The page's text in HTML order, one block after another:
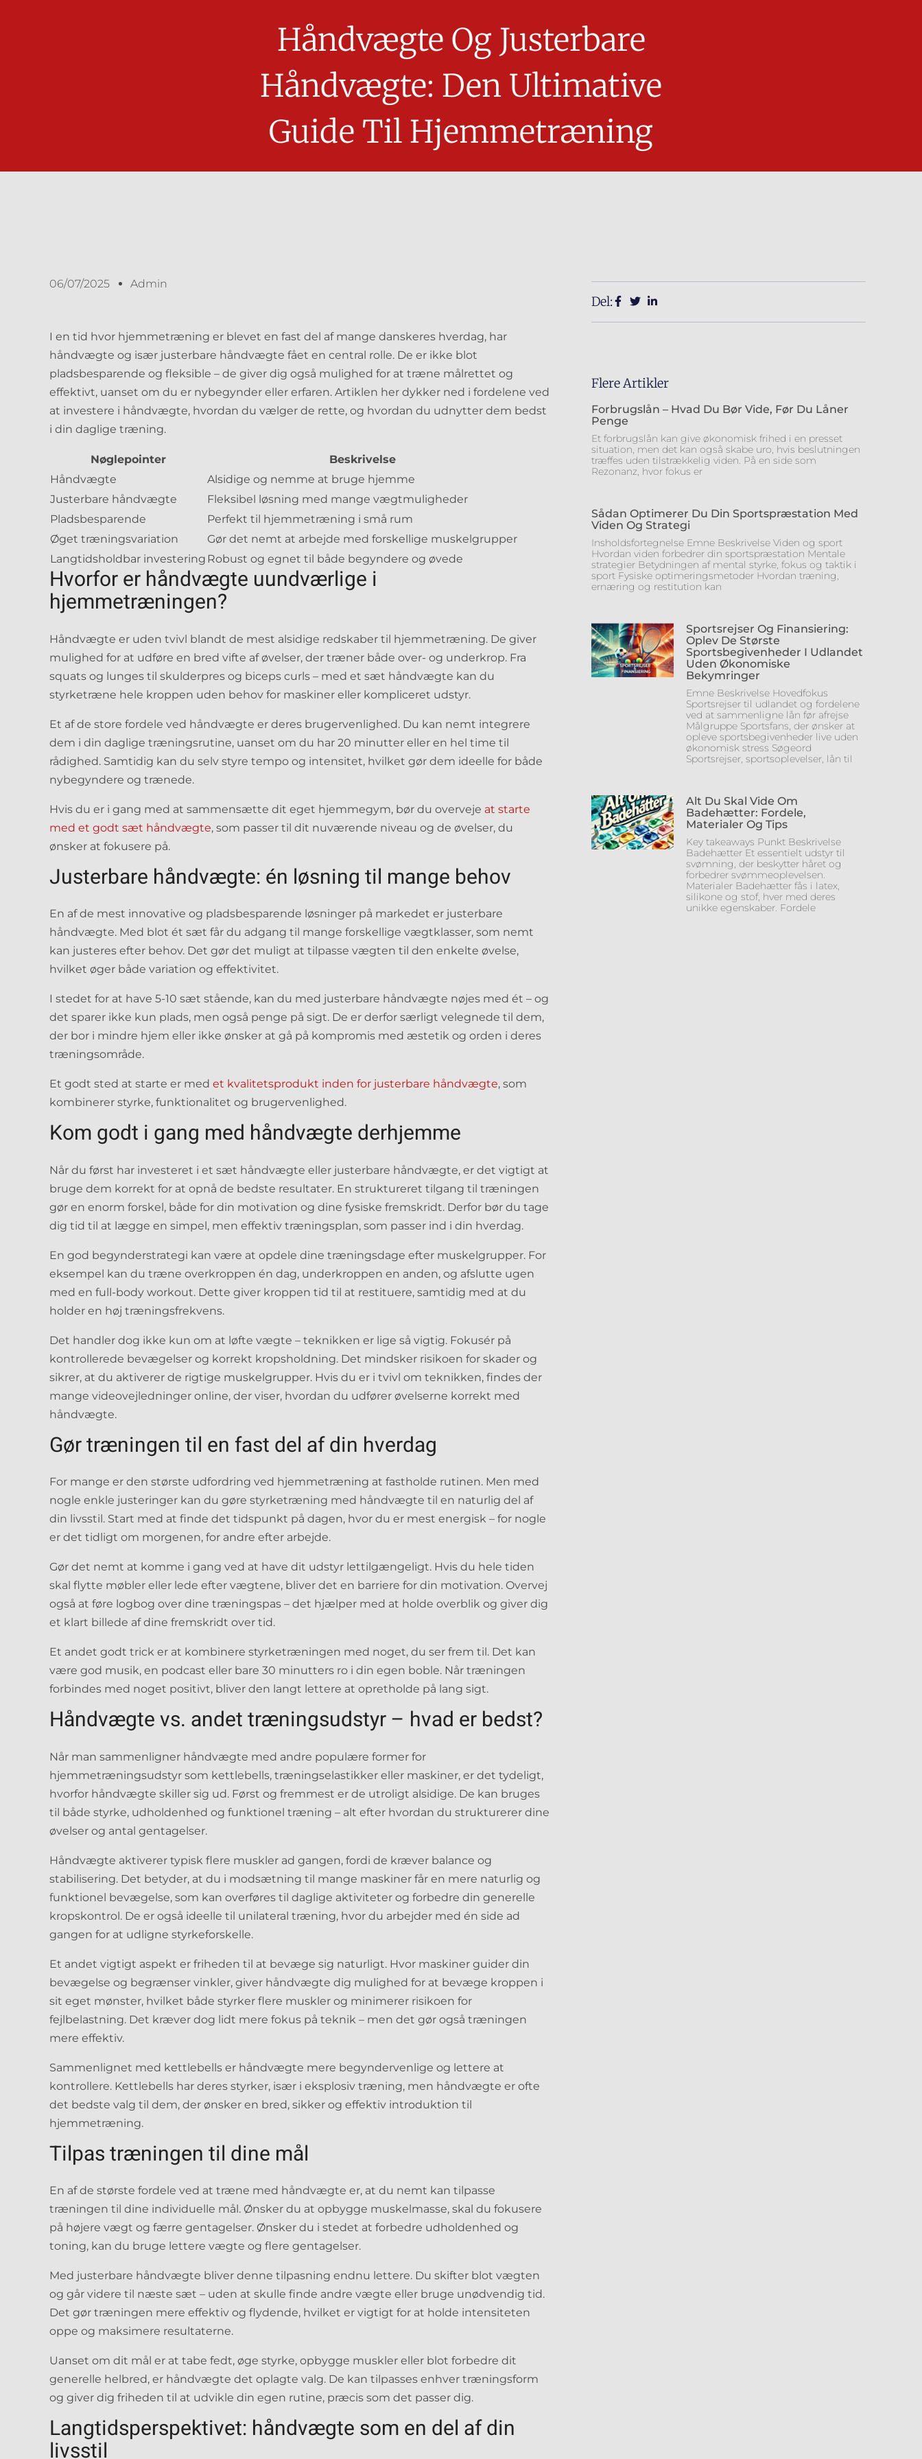
Håndvægte Og Justerbare
Håndvægte: Den Ultimative
Guide Til Hjemmetræning
06/07/2025 Admin
I en tid hvor hjemmetræning er blevet en fast del af mange danskeres hverdag, har
håndvægte og især justerbare håndvægte fået en central rolle. De er ikke blot
pladsbesparende og fleksible – de giver dig også mulighed for at træne målrettet og
effektivt, uanset om du er nybegynder eller erfaren. Artiklen her dykker ned i fordelene ved
at investere i håndvægte, hvordan du vælger de rette, og hvordan du udnytter dem bedst
i din daglige træning.
Nøglepointer
Beskrivelse
Håndvægte
Alsidige og nemme at bruge hjemme
Justerbare håndvægte
Fleksibel løsning med mange vægtmuligheder
Pladsbesparende
Perfekt til hjemmetræning i små rum
Øget træningsvariation
Gør det nemt at arbejde med forskellige muskelgrupper
Langtidsholdbar investering Robust og egnet til både begyndere og øvede
Hvorfor er håndvægte uundværlige i
hjemmetræningen?
Håndvægte er uden tvivl blandt de mest alsidige redskaber til hjemmetræning. De giver
mulighed for at udføre en bred vifte af øvelser, der træner både over- og underkrop. Fra
squats og lunges til skulderpres og biceps curls – med et sæt håndvægte kan du
styrketræne hele kroppen uden behov for maskiner eller kompliceret udstyr.
Et af de store fordele ved håndvægte er deres brugervenlighed. Du kan nemt integrere
dem i din daglige træningsrutine, uanset om du har 20 minutter eller en hel time til
rådighed. Samtidig kan du selv styre tempo og intensitet, hvilket gør dem ideelle for både
nybegyndere og trænede.
Hvis du er i gang med at sammensætte dit eget hjemmegym, bør du overveje at starte
med et godt sæt håndvægte, som passer til dit nuværende niveau og de øvelser, du
ønsker at fokusere på.
Justerbare håndvægte: én løsning til mange behov
En af de mest innovative og pladsbesparende løsninger på markedet er justerbare
håndvægte. Med blot ét sæt får du adgang til mange forskellige vægtklasser, som nemt
kan justeres efter behov. Det gør det muligt at tilpasse vægten til den enkelte øvelse,
hvilket øger både variation og effektivitet.
I stedet for at have 5-10 sæt stående, kan du med justerbare håndvægte nøjes med ét – og
det sparer ikke kun plads, men også penge på sigt. De er derfor særligt velegnede til dem,
der bor i mindre hjem eller ikke ønsker at gå på kompromis med æstetik og orden i deres
træningsområde.
Et godt sted at starte er med et kvalitetsprodukt inden for justerbare håndvægte, som
kombinerer styrke, funktionalitet og brugervenlighed.
Kom godt i gang med håndvægte derhjemme
Når du først har investeret i et sæt håndvægte eller justerbare håndvægte, er det vigtigt at
bruge dem korrekt for at opnå de bedste resultater. En struktureret tilgang til træningen
gør en enorm forskel, både for din motivation og dine fysiske fremskridt. Derfor bør du tage
dig tid til at lægge en simpel, men effektiv træningsplan, som passer ind i din hverdag.
En god begynderstrategi kan være at opdele dine træningsdage efter muskelgrupper. For
eksempel kan du træne overkroppen én dag, underkroppen en anden, og afslutte ugen
med en full-body workout. Dette giver kroppen tid til at restituere, samtidig med at du
holder en høj træningsfrekvens.
Det handler dog ikke kun om at løfte vægte – teknikken er lige så vigtig. Fokusér på
kontrollerede bevægelser og korrekt kropsholdning. Det mindsker risikoen for skader og
sikrer, at du aktiverer de rigtige muskelgrupper. Hvis du er i tvivl om teknikken, findes der
mange videovejledninger online, der viser, hvordan du udfører øvelserne korrekt med
håndvægte.
Gør træningen til en fast del af din hverdag
For mange er den største udfordring ved hjemmetræning at fastholde rutinen. Men med
nogle enkle justeringer kan du gøre styrketræning med håndvægte til en naturlig del af
din livsstil. Start med at finde det tidspunkt på dagen, hvor du er mest energisk – for nogle
er det tidligt om morgenen, for andre efter arbejde.
Gør det nemt at komme i gang ved at have dit udstyr lettilgængeligt. Hvis du hele tiden
skal flytte møbler eller lede efter vægtene, bliver det en barriere for din motivation. Overvej
også at føre logbog over dine træningspas – det hjælper med at holde overblik og giver dig
et klart billede af dine fremskridt over tid.
Et andet godt trick er at kombinere styrketræningen med noget, du ser frem til. Det kan
være god musik, en podcast eller bare 30 minutters ro i din egen boble. Når træningen
forbindes med noget positivt, bliver den langt lettere at opretholde på lang sigt.
Håndvægte vs. andet træningsudstyr – hvad er bedst?
Når man sammenligner håndvægte med andre populære former for
hjemmetræningsudstyr som kettlebells, træningselastikker eller maskiner, er det tydeligt,
hvorfor håndvægte skiller sig ud. Først og fremmest er de utroligt alsidige. De kan bruges
til både styrke, udholdenhed og funktionel træning – alt efter hvordan du strukturerer dine
øvelser og antal gentagelser.
Håndvægte aktiverer typisk flere muskler ad gangen, fordi de kræver balance og
stabilisering. Det betyder, at du i modsætning til mange maskiner får en mere naturlig og
funktionel bevægelse, som kan overføres til daglige aktiviteter og forbedre din generelle
kropskontrol. De er også ideelle til unilateral træning, hvor du arbejder med én side ad
gangen for at udligne styrkeforskelle.
Et andet vigtigt aspekt er friheden til at bevæge sig naturligt. Hvor maskiner guider din
bevægelse og begrænser vinkler, giver håndvægte dig mulighed for at bevæge kroppen i
sit eget mønster, hvilket både styrker flere muskler og minimerer risikoen for
fejlbelastning. Det kræver dog lidt mere fokus på teknik – men det gør også træningen
mere effektiv.
Sammenlignet med kettlebells er håndvægte mere begyndervenlige og lettere at
kontrollere. Kettlebells har deres styrker, især i eksplosiv træning, men håndvægte er ofte
det bedste valg til dem, der ønsker en bred, sikker og effektiv introduktion til
hjemmetræning.
Tilpas træningen til dine mål
En af de største fordele ved at træne med håndvægte er, at du nemt kan tilpasse
træningen til dine individuelle mål. Ønsker du at opbygge muskelmasse, skal du fokusere
på højere vægt og færre gentagelser. Ønsker du i stedet at forbedre udholdenhed og
toning, kan du bruge lettere vægte og flere gentagelser.
Med justerbare håndvægte bliver denne tilpasning endnu lettere. Du skifter blot vægten
og går videre til næste sæt – uden at skulle finde andre vægte eller bruge unødvendig tid.
Det gør træningen mere effektiv og flydende, hvilket er vigtigt for at holde intensiteten
oppe og maksimere resultaterne.
Uanset om dit mål er at tabe fedt, øge styrke, opbygge muskler eller blot forbedre dit
generelle helbred, er håndvægte det oplagte valg. De kan tilpasses enhver træningsform
og giver dig friheden til at udvikle din egen rutine, præcis som det passer dig.
Langtidsperspektivet: håndvægte som en del af din
livsstil
Del:
Flere Artikler
Forbrugslån – Hvad Du Bør Vide, Før Du Låner
Penge
Et forbrugslån kan give økonomisk frihed i en presset
situation, men det kan også skabe uro, hvis beslutningen
træffes uden tilstrækkelig viden. På en side som
Rezonanz, hvor fokus er
Sådan Optimerer Du Din Sportspræstation Med
Viden Og Strategi
Insholdsfortegnelse Emne Beskrivelse Viden og sport
Hvordan viden forbedrer din sportspræstation Mentale
strategier Betydningen af mental styrke, fokus og taktik i
sport Fysiske optimeringsmetoder Hvordan træning,
ernæring og restitution kan
Sportsrejser Og Finansiering:
Oplev De Største
Sportsbegivenheder I Udlandet
Uden Økonomiske
Bekymringer
Emne Beskrivelse Hovedfokus
Sportsrejser til udlandet og fordelene
ved at sammenligne lån før afrejse
Målgruppe Sportsfans, der ønsker at
opleve sportsbegivenheder live uden
økonomisk stress Søgeord
Sportsrejser, sportsoplevelser, lån til
Alt Du Skal Vide Om
Badehætter: Fordele,
Materialer Og Tips
Key takeaways Punkt Beskrivelse
Badehætter Et essentielt udstyr til
svømning, der beskytter håret og
forbedrer svømmeoplevelsen.
Materialer Badehætter fås i latex,
silikone og stof, hver med deres
unikke egenskaber. Fordele